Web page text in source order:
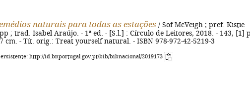
naturais para todas as estações / Sof McVeigh ; pref. Kistie
; trad. Isabel Araújo. - 1ª ed. - [S.l.] : Círculo de Leitores, 2018. - 143, [1]
cm. - Tít. orig.: Treat yourself natural. - ISBN 978-972-42-5219-3
http://id.bnportugal.gov.pt/bib/bibnacional/2019173